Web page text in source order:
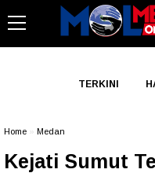
TERKINI
Home Medan
Kejati Sumut